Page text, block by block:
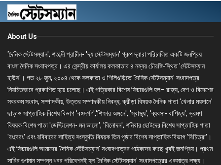
About Us
'দৈনিক স্টেটসম্যান', শতাব্দী প্রাচীন- 'দ্য স্টেটসম্যান' গ্রুপ দ্বারা পরিচালিত একটি জনপ্রিয়
বাংলা দৈনিক সংবাদপত্র। এর কেন্দ্রীয় কার্যালয় কলকাতার ৪ নম্বর চৌরঙ্গি-স্থিত 'স্টেটসম্যান
হাউস'। গত ২৮ জুন, ২০০৪ থেকে কলকাতা ও শিলিগুড়িতে 'দৈনিক স্টেটসম্যান' সংবাদপত্র
নিয়মিতভাবে প্রকাশিত হয়ে চলেছে। এই পত্রিকার বিশেষ ফিচারগুলি হল– রাজ্য, দেশ ও বিদেশের
সবরকম সংবাদ, সম্পাদকীয়, উত্তর সম্পাদকীয় নিবন্ধ, ক্রীড়া বিষয়ক দৈনিক পাতা 'খেলার ময়দানে'
ছাড়াও সাপ্তাহিক বিশেষ বিভাগ 'বঙ্গদর্পণ','শিক্ষার অঙ্গনে', 'স্বাস্থ্য', 'ব্যবসা- বাণিজ্য', ভ্রমণ
বিষয়ক বিশেষ পাতা 'ডেস্টিনেশন- মন ভালো', 'বিনোদন', শনিবার ছোটদের বিশেষ সাপ্তাহিক পাতা
'রংবেরং' এবং রবিবারের সাহিত্য সংস্কৃতি বিষয়ক তিন পৃষ্ঠার বিশেষ সাপ্তাহিক বিভাগ 'বিচিত্রা'।
এই ফিচারগুলি আমাদের 'দৈনিক স্টেটসম্যান' সংবাদপত্রের পাঠকদের কাছে খুবই জনপ্রিয়। প্রথম
সারির গুণমান সম্পন্ন খবর পরিবেশনই হল 'দৈনিক স্টেটসম্যান' সংবাদপত্রের একমাত্র লক্ষ্য।